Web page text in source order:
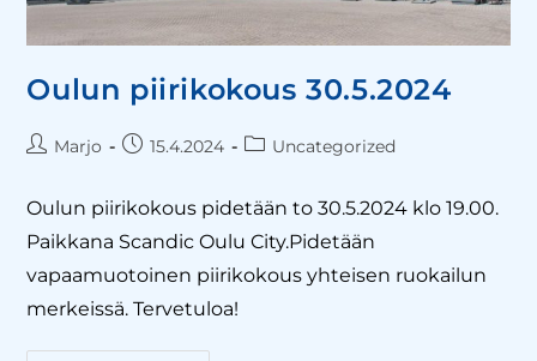
Oulun piirikokous 30.5.2024
Marjo 15.4.2024 Uncategorized
Oulun piirikokous pidetään to 30.5.2024 klo 19.00.
Paikkana Scandic Oulu City.Pidetään
vapaamuotoinen piirikokous yhteisen ruokailun
merkeissä. Tervetuloa!